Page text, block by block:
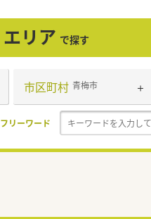
エリア で探す
市区町村 青梅市
フリーワード